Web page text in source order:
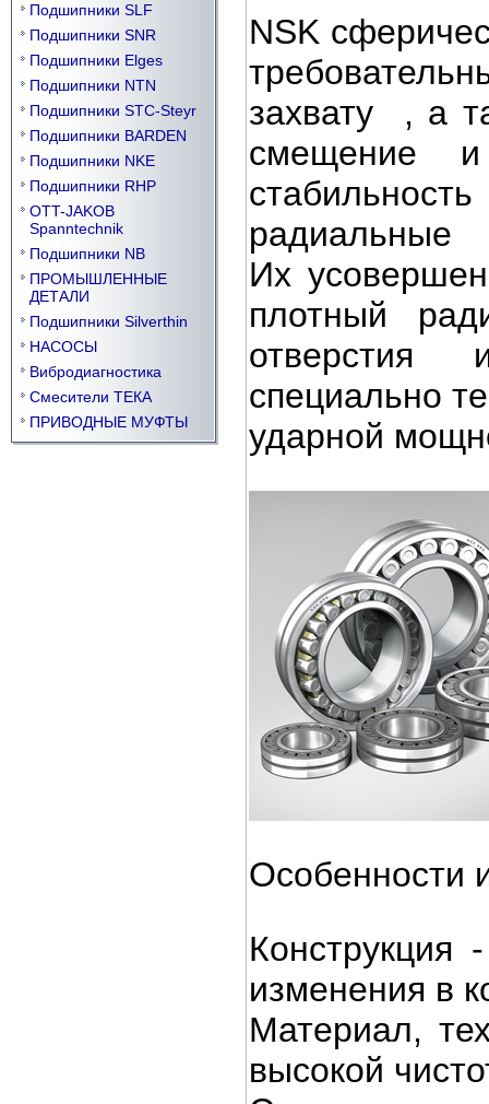
Подшипники SLF
Подшипники SNR
Подшипники Elges
Подшипники NTN
Подшипники STC-Steyr
Подшипники BARDEN
Подшипники NKE
Подшипники RHP
OTT-JAKOB
Spanntechnik
Подшипники NB
ПРОМЫШЛЕННЫЕ
ДЕТАЛИ
Подшипники Silverthin
НАСОСЫ
Вибродиагностика
Смесители ТЕКА
ПРИВОДНЫЕ МУФТЫ
NSK
захвату , а
смещение
Их
плотный
отверстия
специально
ударной
Особенности
Конструкция
изменения в
Материал,
высокой